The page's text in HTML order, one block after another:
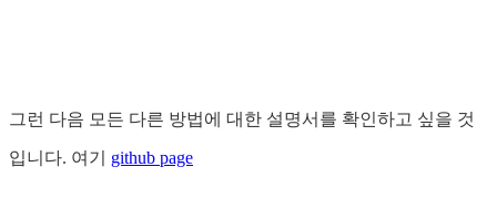
그런 다음 모든 다른 방법에 대한 설명서를 확인하고 싶을 것
입니다. 여기 github page